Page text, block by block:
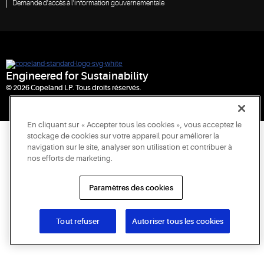
Demande d'accès à l'information gouvernementale
Engineered for Sustainability
© 2026 Copeland LP. Tous droits réservés.
En cliquant sur « Accepter tous les cookies », vous acceptez le
stockage de cookies sur votre appareil pour améliorer la
navigation sur le site, analyser son utilisation et contribuer à
nos efforts de marketing.
Paramètres des cookies
Tout refuser Autoriser tous les cookies